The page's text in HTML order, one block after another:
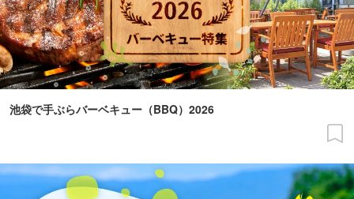
池袋で手ぶらバーベキュー（BBQ）2026